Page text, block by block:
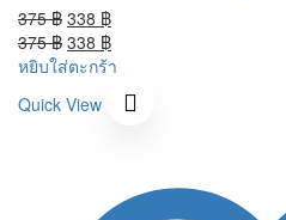
375฿ Original
price
was:
338 ฿Current
price
is:
375฿ Original
price
375 ฿.
338 ฿Current
price
338 ฿.
หยิบใส่ตะกร้า
Quick View